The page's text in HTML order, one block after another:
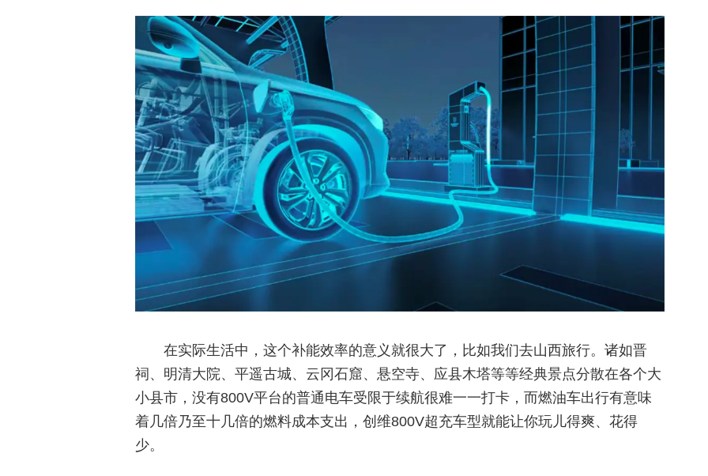
在实际生活中，这个补能效率的意义就很大了，比如我们去山西旅行。诸如晋
祠、明清大院、平遥古城、云冈石窟、悬空寺、应县木塔等等经典景点分散在各个大
小县市，没有800V平台的普通电车受限于续航很难一一打卡，而燃油车出行有意味
着几倍乃至十几倍的燃料成本支出，创维800V超充车型就能让你玩儿得爽、花得
少。